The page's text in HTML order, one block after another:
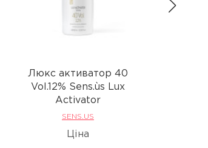
Люкс активатор 40
Vol.12% Sens.ùs Lux
Activator
SENS.US
Ціна